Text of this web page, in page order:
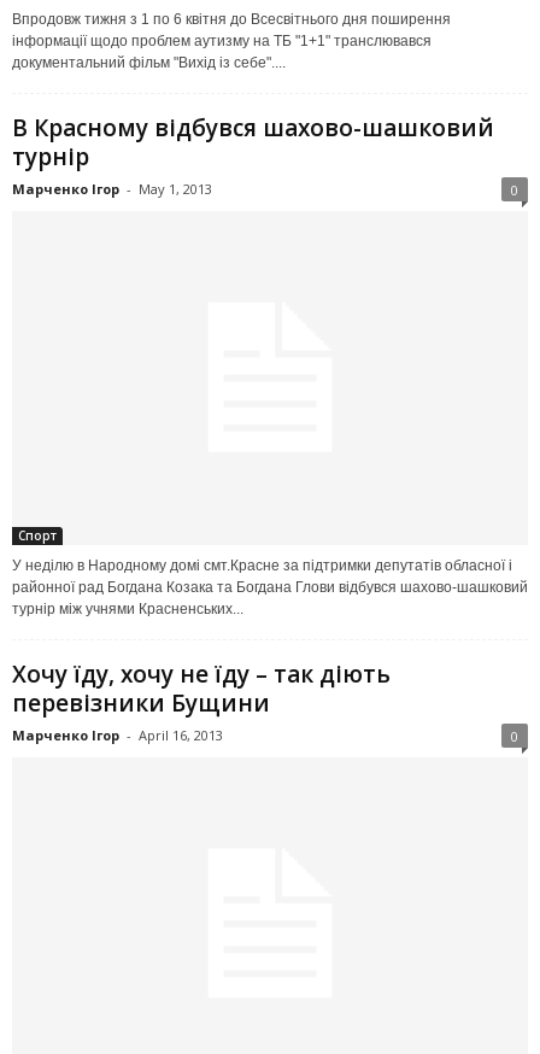
Впродовж тижня з 1 по 6 квітня до Всесвітнього дня поширення
інформації щодо проблем аутизму на ТБ "1+1" транслювався
документальний фільм "Вихід із себе"....
В Красному відбувся шахово-шашковий
турнір
Марченко Ігор - May 1, 2013 0
Спорт
У неділю в Народному домі смт.Красне за підтримки депутатів обласної і
районної рад Богдана Козака та Богдана Глови відбувся шахово-шашковий
турнір між учнями Красненських...
Хочу їду, хочу не їду – так діють
перевізники Бущини
Марченко Ігор - April 16, 2013 0